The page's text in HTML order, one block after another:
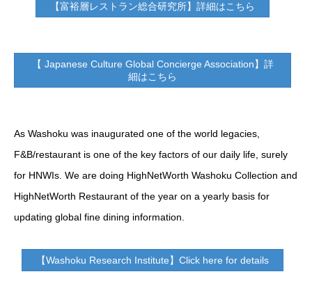
【富裕層レストラン総合研究所】詳細はこちら
【 Japanese Culture Global Concierge Association】詳
細はこちら
As Washoku was inaugurated one of the world legacies,
F&B/restaurant is one of the key factors of our daily life, surely
for HNWIs. We are doing HighNetWorth Washoku Collection and
HighNetWorth Restaurant of the year on a yearly basis for
updating global fine dining information.
【Washoku Research Institute】Click here for details